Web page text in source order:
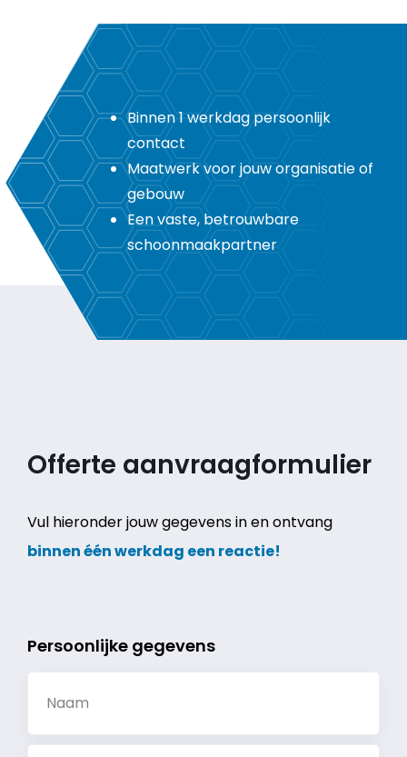
Binnen 1 werkdag persoonlijk
contact
Maatwerk voor jouw organisatie of
gebouw
Een vaste, betrouwbare
schoonmaakpartner
Offerte aanvraagformulier
Vul hieronder jouw gegevens in en ontvang
binnen één werkdag een reactie!
Persoonlijke gegevens